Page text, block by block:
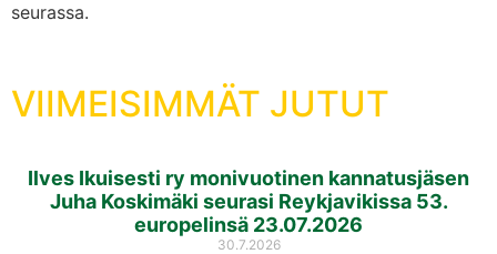
seurassa.
VIIMEISIMMÄT JUTUT
Ilves Ikuisesti ry monivuotinen kannatusjäsen
Juha Koskimäki seurasi Reykjavikissa 53.
europelinsä 23.07.2026
30.7.2026